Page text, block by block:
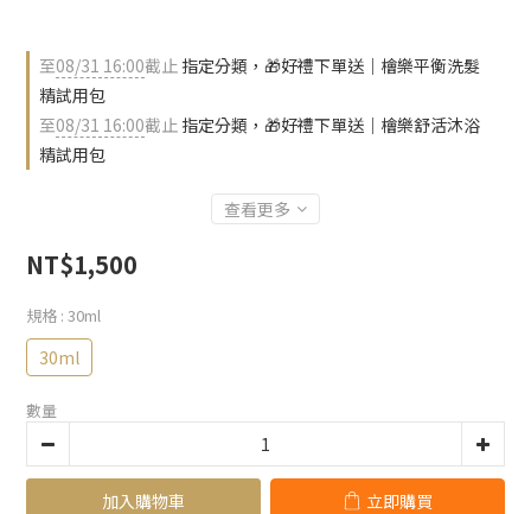
至08/31 16:00截止 指定分類，🎁好禮下單送｜檜樂平衡洗髮
精試用包
至08/31 16:00截止 指定分類，🎁好禮下單送｜檜樂舒活沐浴
精試用包
查看更多
NT$1,500
規格 : 30ml
30ml
數量
加入購物車 立即購買